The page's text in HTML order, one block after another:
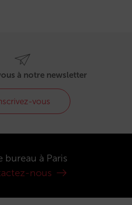
à notre newsletter
vous
bureau à Paris
nous